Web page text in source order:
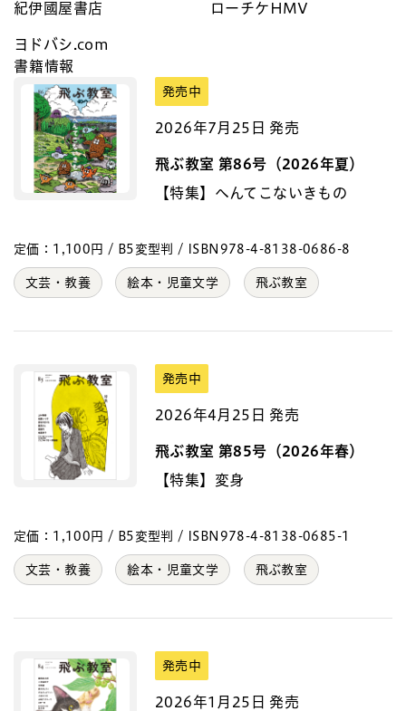
紀伊國屋書店 ローチケHMV
ヨドバシ.com
書籍情報
発売中
2026年7月25日 発売
飛ぶ教室 第86号（2026年夏）
【特集】へんてこないきもの
定価：1,100円 / B5変型判 / ISBN978-4-8138-0686-8
文芸・教養 絵本・児童文学 飛ぶ教室
発売中
2026年4月25日 発売
飛ぶ教室 第85号（2026年春）
【特集】変身
定価：1,100円 / B5変型判 / ISBN978-4-8138-0685-1
文芸・教養 絵本・児童文学 飛ぶ教室
発売中
2026年1月25日 発売